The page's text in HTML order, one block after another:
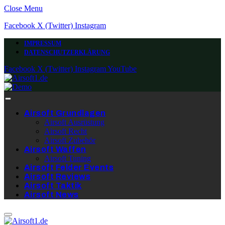
Close Menu
Facebook X (Twitter) Instagram
IMPRESSUM
DATENSCHUTZERKLÄRUNG
Facebook X (Twitter) InstagramYouTube
Airsoft Grundlagen
Airsoft Ausrüstung
Airsoft Recht
Airsoft Zubehör
Airsoft Waffen
Airsoft Tuning
Airsoft Felder Events
Airsoft Reviews
Airsoft Taktik
Airsoft News